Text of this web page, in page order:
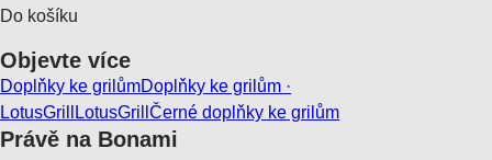
Do košíku
Objevte více
Doplňky ke grilůmDoplňky ke grilům ·
LotusGrill
LotusGrill Černé doplňky ke grilům
Právě na Bonami